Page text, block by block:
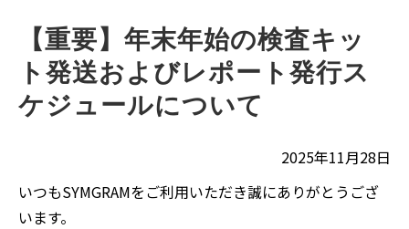
導入施設・事例
エビデンス
関連記事・知識
一般の方へ
【重要】年末年始の検査キッ
ト発送およびレポート発行ス
ケジュールについて
2025年11月28日
いつもSYMGRAMをご利用いただき誠にありがとうござ
います。